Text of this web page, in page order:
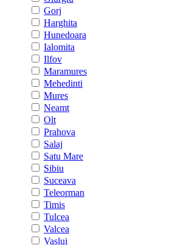
Gorj
Harghita
Hunedoara
Ialomita
Ilfov
Maramures
Mehedinti
Mures
Neamt
Olt
Prahova
Salaj
Satu Mare
Sibiu
Suceava
Teleorman
Timis
Tulcea
Valcea
Vaslui